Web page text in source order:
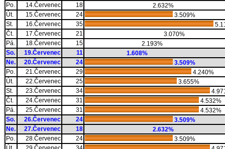
Po.
14.Červenec 18
2.632%
Út.
15.Červenec 24
3.509%
St.
16.Červenec 35
Čt.
17.Červenec 21
3.070%
Pá.
18.Červenec 15
2.193%
So.
19.Červenec 11
1.608%
Ne.
20.Červenec 24
3.509%
Po.
21.Červenec 29
4.240%
Út.
22.Červenec 25
3.655%
St.
23.Červenec 34
Čt.
24.Červenec 31
4.532%
Pá.
25.Červenec 31
4.532%
So.
26.Červenec 24
3.509%
Ne.
27.Červenec 18
2.632%
Po.
28.Červenec 24
3.509%